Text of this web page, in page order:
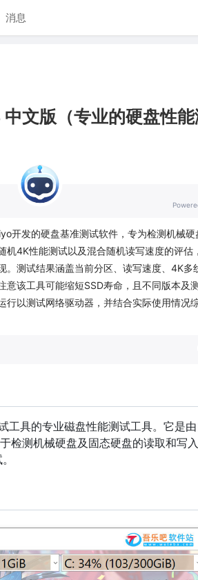
消息
文版（专业的硬盘性能
开发的硬盘基准测试软件，专为检测机械硬
机4K性能测试以及混合随机读写速度的评估
。测试结果涵盖当前分区、读写速度、4K多
意该工具可能缩短SSD寿命，且不同版本及
行以测试网络驱动器，并结合实际使用情况
具的专业磁盘性能测试工具。它是由
检测机械硬盘及固态硬盘的读取和写